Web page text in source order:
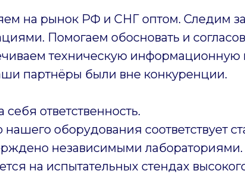
ответственность.
нашего оборудования соответствует
независимыми
на испытательных стендах
на рынок РФ и СНГ оптом. Следим
Помогаем обосновать и
техническую информационную
партнёры были вне конкуренции.